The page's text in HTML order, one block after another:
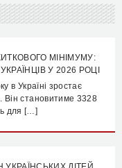
МІНІМУМУ:
У 2026 РОЦІ
в Україні зростає
Він становитиме 3328
для […]